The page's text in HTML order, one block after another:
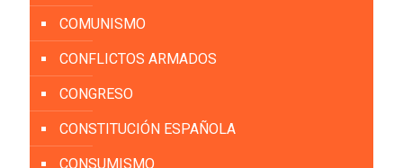
COMUNISMO
CONFLICTOS ARMADOS
CONGRESO
CONSTITUCIÓN ESPAÑOLA
CONSUMISMO